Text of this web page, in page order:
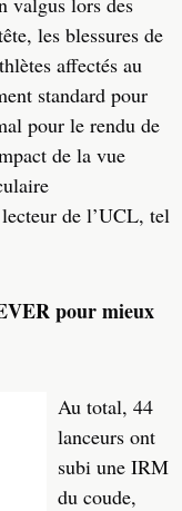
les blessures de
affectés au
standard pour
pour le rendu de
de la vue
de l’UCL, tel
pour mieux
Au total, 44
lanceurs ont
subi une IRM
du coude,